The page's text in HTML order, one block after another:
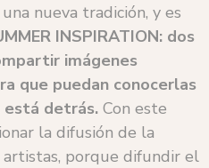
nueva tradición, y es
INSPIRATION: dos
imágenes
que puedan conocerlas
está detrás. Con este
la difusión de la
porque difundir el